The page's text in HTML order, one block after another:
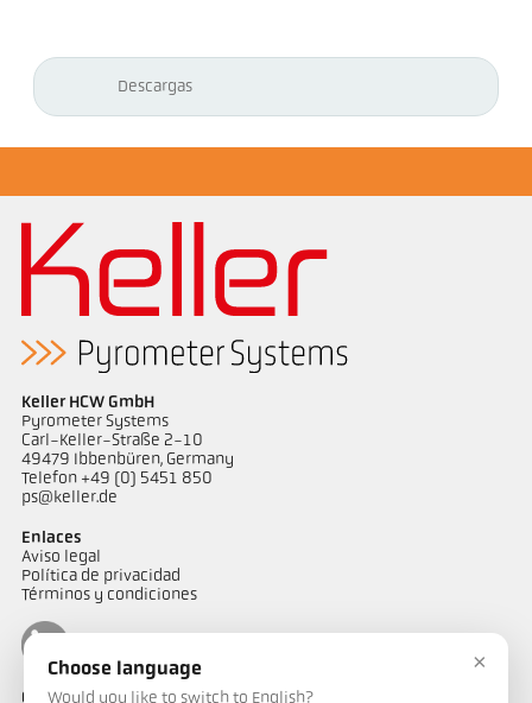
Descargas
Keller HCW GmbH
Pyrometer Systems
Carl-Keller-Straße 2-10
49479 Ibbenbüren, Germany
Telefon +49 (0) 5451 850
ps@keller.de
Enlaces
Aviso legal
Política de privacidad
Términos y condiciones
Contactos
×
Choose language
Would you like to switch to English?